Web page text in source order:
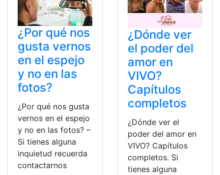
¿Por qué nos
gusta vernos
en el espejo
y no en las
fotos?
¿Por qué nos gusta
vernos en el espejo
y no en las fotos? –
Si tienes alguna
inquietud recuerda
contactarnos
¿Dónde ver
el poder del
amor en
VIVO?
Capítulos
completos
¿Dónde ver el
poder del amor en
VIVO? Capítulos
completos. Si
tienes alguna